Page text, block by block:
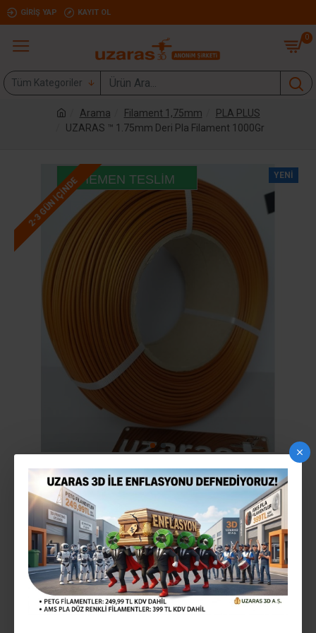
GIRIŞ YAP KAYIT OL
0
Tüm Kategoriler
Arama Filament 1,75mm
PLA PLUS
UZARAS ™ 1.75mm Deri Pla Filament 1000Gr
YENI
HEMEN TESLIM
2-3 GÜN IÇINDE
UZARAS ™ 1.75MM DERI PLA FILAMENT 1000GR
STOK: 2-3 gün içinde
MODEL: 2624361493800
699,99TL